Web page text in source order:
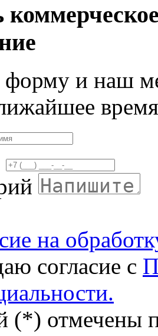
форму и наш
время
на
согласие с
(*) отмечены